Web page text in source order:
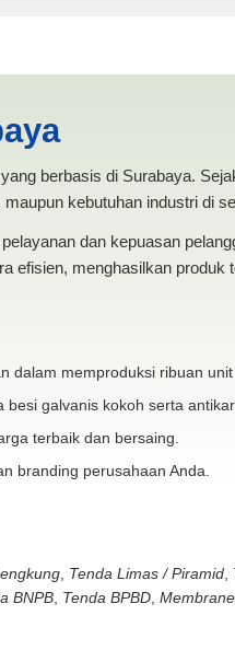
berbasis di Surabaya.
kebutuhan industri di
dan kepuasan
efisien, menghasilkan produk
dalam memproduksi ribuan unit
galvanis kokoh serta
terbaik dan bersaing.
branding perusahaan Anda.
, Tenda Limas / Piramid,
BNPB, Tenda BPBD, Membrane,